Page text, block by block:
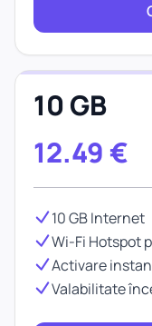
10 GB
12.49 €
10 GB Internet
Wi-Fi Hotspot
Activare
Valabilitate